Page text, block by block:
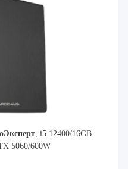
Эксперт, i5 12400/16GB
5060/600W